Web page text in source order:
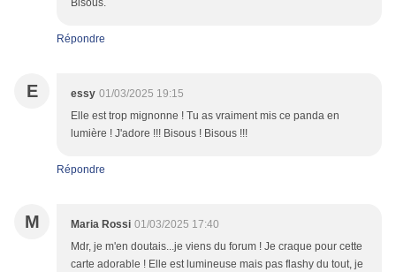
Bisous.
Répondre
E essy 01/03/2025 19:15
Elle est trop mignonne ! Tu as vraiment mis ce panda en
lumière ! J'adore !!! Bisous ! Bisous !!!
Répondre
M Maria Rossi 01/03/2025 17:40
Mdr, je m'en doutais...je viens du forum ! Je craque pour cette
carte adorable ! Elle est lumineuse mais pas flashy du tout, je